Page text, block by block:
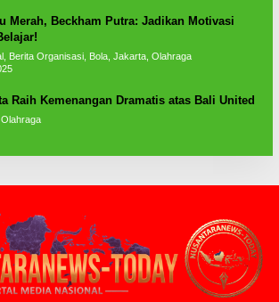
Merah, Beckham Putra: Jadikan Motivasi
Berita Organisasi, Bola, Jakarta, Olahraga
Raih Kemenangan Dramatis atas Bali United